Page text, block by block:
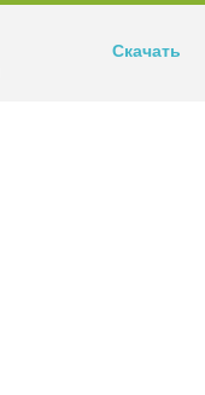
Скачать